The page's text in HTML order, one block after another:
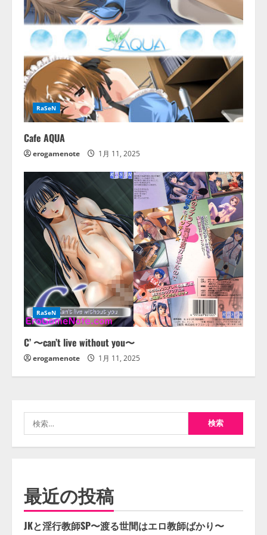
RaSeN
Cafe AQUA
erogamenote 1月 11, 2025
RaSeN
C’ 〜can’t live without you〜
erogamenote 1月 11, 2025
索:
最近の投稿
JKと淫行教師SP〜渡る世間はエロ教師ばかり〜